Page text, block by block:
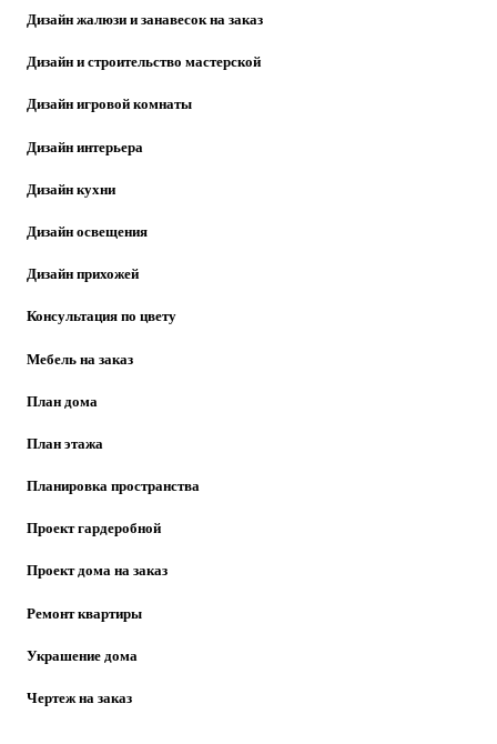
Дизайн жалюзи и занавесок на заказ
Дизайн и строительство мастерской
Дизайн игровой комнаты
Дизайн интерьера
Дизайн кухни
Дизайн освещения
Дизайн прихожей
Консультация по цвету
Мебель на заказ
План дома
План этажа
Планировка пространства
Проект гардеробной
Проект дома на заказ
Ремонт квартиры
Украшение дома
Чертеж на заказ